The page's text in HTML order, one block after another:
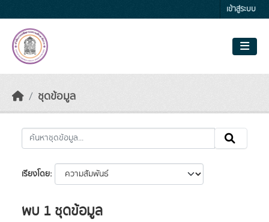
เข้าสู่ระบบ
ชุดข้อมูล
เรียงโดย
พบ 1 ชุดข้อมูล